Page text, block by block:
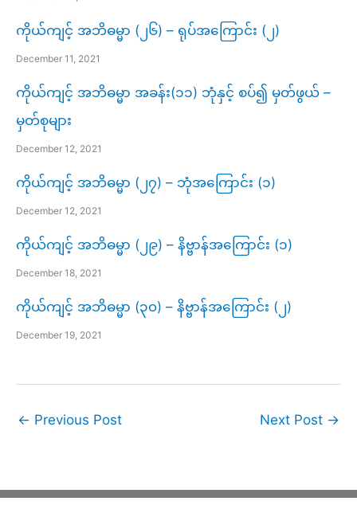
ကိုယ်ကျင့် အဘိဓမ္မာ (၂၆) – ရုပ်အကြောင်း (၂)
December 11, 2021
ကိုယ်ကျင့် အဘိဓမ္မာ အခန်း(၁၁) ဘုံနှင့် စပ်၍ မှတ်ဖွယ် –
မှတ်စုများ
December 12, 2021
ကိုယ်ကျင့် အဘိဓမ္မာ (၂၇) – ဘုံအကြောင်း (၁)
December 12, 2021
ကိုယ်ကျင့် အဘိဓမ္မာ (၂၉) – နိဗ္ဗာန်အကြောင်း (၁)
December 18, 2021
ကိုယ်ကျင့် အဘိဓမ္မာ (၃၀) – နိဗ္ဗာန်အကြောင်း (၂)
December 19, 2021
← Previous Post Next Post →